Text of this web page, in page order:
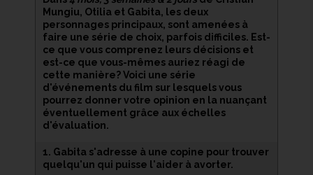
Mungiu, Otilia et Gabita, les deux
personnages principaux, sont amenées à
faire une série de choix, parfois difficiles. Est-
ce que vous comprenez leurs décisions et
est-ce que vous-mêmes auriez réagi de
cette manière? Voici une série
d'événements du film sur lesquels vous
pourrez donner votre opinion en la nuançant
éventuellement grâce aux échelles
d'évaluation.
1. Gabita s'adresse à une copine pour trouver
quelqu'un qui puisse l'aider à avorter.